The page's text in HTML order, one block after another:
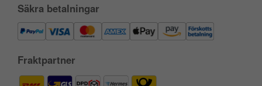
Säkra betalningar
Fraktpartner